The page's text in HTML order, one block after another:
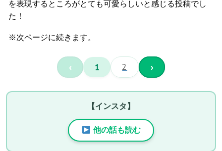
を表現するところがとても可愛らしいと感じる投稿でし
た！
※次ページに続きます。
‹ 1 2 ›
【インスタ】
他の話も読む